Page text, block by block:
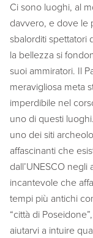
Ci sono luoghi, al
davvero, e dove le
sbalorditi spettatori
la bellezza si
suoi ammiratori. Il
meravigliosa meta
imperdibile nel
uno di questi
uno dei siti
affascinanti che
dall’UNESCO
incantevole che
tempi più antichi
“città di
aiutarvi a intuire